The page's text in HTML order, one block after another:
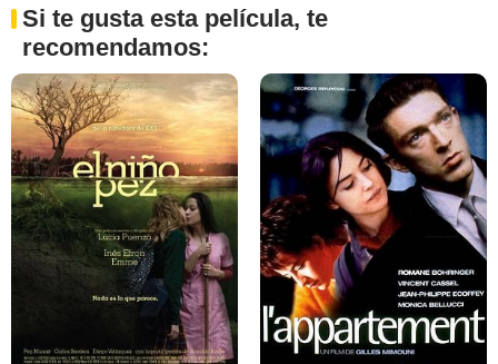
Si te gusta esta película, te
recomendamos: